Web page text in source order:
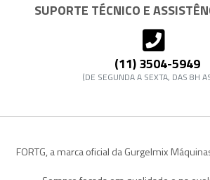
SUPORTE TÉCNICO E
(11) 3504-5949
(DE SEGUNDA A SEXTA, DAS 8H
FORTG, a marca oficial da Gurgelmix